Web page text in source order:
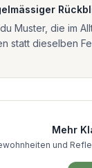
Muster, die im
statt dieselben
Mehr
und